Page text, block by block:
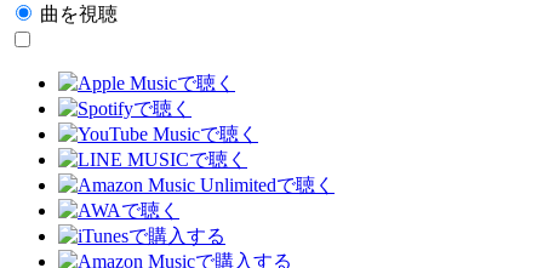
曲を視聴